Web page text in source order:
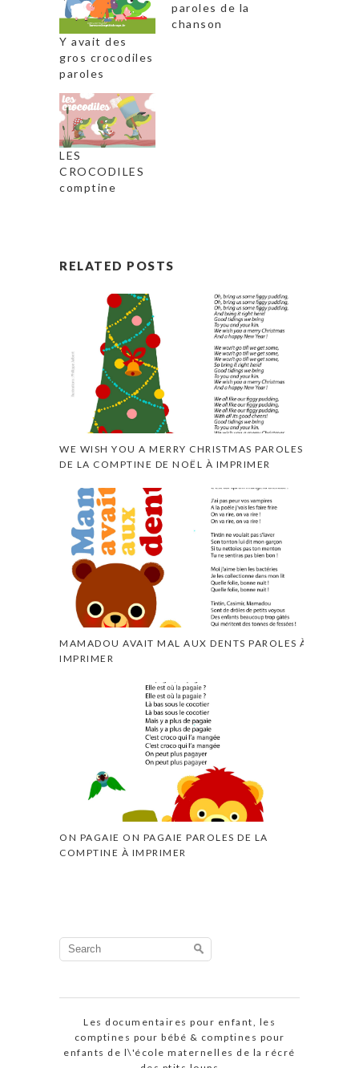
Y avait des
gros crocodiles
paroles
paroles de la
chanson
LES
CROCODILES
comptine
RELATED POSTS
WE WISH YOU A MERRY CHRISTMAS PAROLES
DE LA COMPTINE DE NOËL À IMPRIMER
MAMADOU AVAIT MAL AUX DENTS PAROLES À
IMPRIMER
ON PAGAIE ON PAGAIE PAROLES DE LA
COMPTINE À IMPRIMER
Search
for:
Les documentaires pour enfant, les
comptines pour bébé & comptines pour
enfants de l\'école maternelles de la récré